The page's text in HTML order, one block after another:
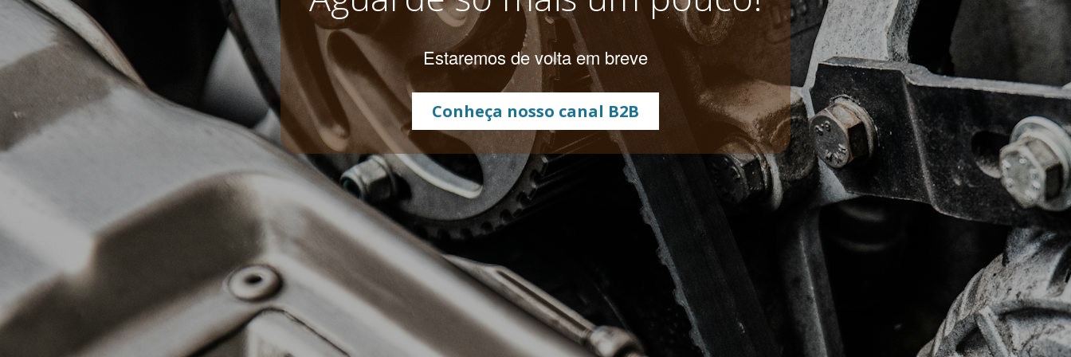
Estaremos de volta em breve
Conheça nosso canal B2B